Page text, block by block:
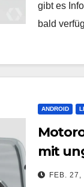
gibt es
bald
ANDROID
mit
Setup
FEB. 27,